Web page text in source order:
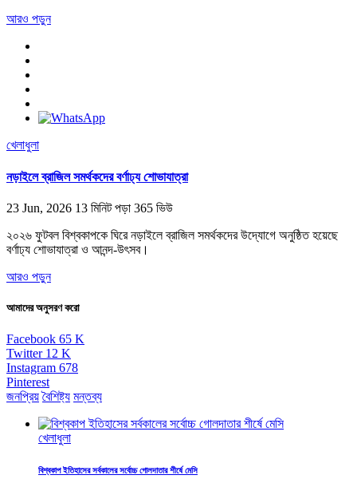
আরও পড়ুন
খেলাধুলা
নড়াইলে ব্রাজিল সমর্থকদের বর্ণাঢ্য শোভাযাত্রা
23 Jun, 2026 13 মিনিট পড়া 365 ভিউ
২০২৬ ফুটবল বিশ্বকাপকে ঘিরে নড়াইলে ব্রাজিল সমর্থকদের উদ্যোগে অনুষ্ঠিত হয়েছে
বর্ণাঢ্য শোভাযাত্রা ও আনন্দ-উৎসব।
আরও পড়ুন
আমাদের অনুসরণ করো
Facebook 65 K
Twitter 12 K
Instagram 678
Pinterest
জনপ্রিয় বৈশিষ্ট্য মন্তব্য
খেলাধুলা
বিশ্বকাপ ইতিহাসের সর্বকালের সর্বোচ্চ গোলদাতার শীর্ষে মেসি